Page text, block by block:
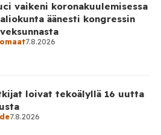
vaikeni koronakuulemisessa
äänesti kongressin
7.8.2026
loivat tekoälyllä 16 uutta
7.8.2026